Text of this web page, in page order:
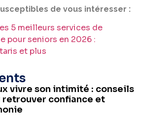
de vous intéresser :
5 meilleurs services de
pour seniors en 2026 :
et plus
vivre son intimité : conseils
retrouver confiance et